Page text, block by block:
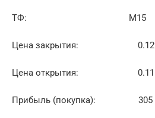
ТФ: М15
Цена закрытия:
Цена открытия:
Прибыль (покупка): 305 (по